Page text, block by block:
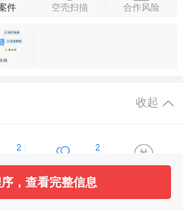
件 空壳扫描 合作风险
收起
2 2
主要人员
，查看完整信息